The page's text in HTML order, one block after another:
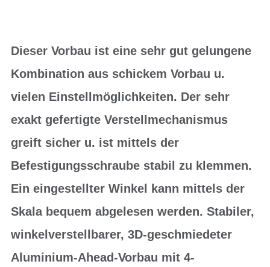
Dieser Vorbau ist eine sehr gut gelungene
Kombination aus schickem Vorbau u.
vielen Einstellmöglichkeiten. Der sehr
exakt gefertigte Verstellmechanismus
greift sicher u. ist mittels der
Befestigungsschraube stabil zu klemmen.
Ein eingestellter Winkel kann mittels der
Skala bequem abgelesen werden. Stabiler,
winkelverstellbarer, 3D-geschmiedeter
Aluminium-Ahead-Vorbau mit 4-